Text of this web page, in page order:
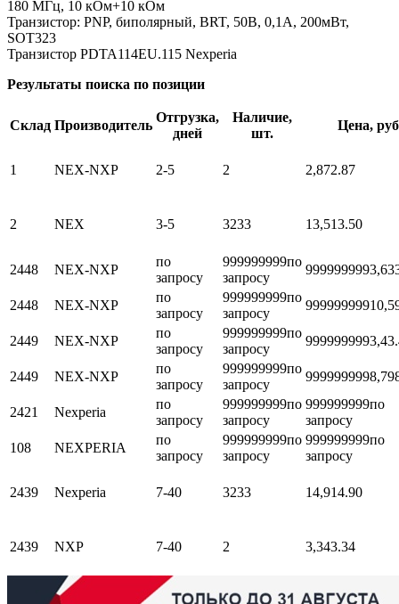
180 МГц, 10 кОм+10 кОм
Транзистор: PNP, биполярный, BRT, 50В, 0,1А, 200мВт,
SOT323
Транзистор PDTA114EU.115 Nexperia
Результаты поиска по позиции
Склад Производитель
Отгрузка,
дней
Наличие,
шт.
Цена,
1 NEX-NXP 2-5 2 2,872.87
2 NEX 3-5 3233 13,513.50
2448 NEX-NXP
по
запросу
999999999по
запросу
9999999993,63
2448 NEX-NXP
по
запросу
999999999по
запросу
999999999
2449 NEX-NXP
по
запросу
999999999по
запросу
9999999993,4
2449 NEX-NXP
по
запросу
999999999по
запросу
9999999998,79
2421 Nexperia
по
запросу
999999999по
запросу
999999999по
запросу
108
NEXPERIA
по
запросу
999999999по
запросу
999999999по
запросу
2439 Nexperia 7-40 3233 14,914.90
2439 NXP 7-40 2 3,343.34